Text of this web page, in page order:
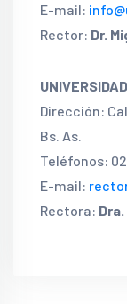
E-mail:
Rector: Dr.
Dirección:
Bs. As.
Teléfonos:
E-mail:
Rectora: